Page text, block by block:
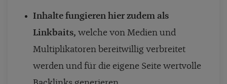
Inhalte fungieren hier zudem als
Linkbaits, welche von Medien und
Multiplikatoren bereitwillig verbreitet
werden und für die eigene Seite wertvolle